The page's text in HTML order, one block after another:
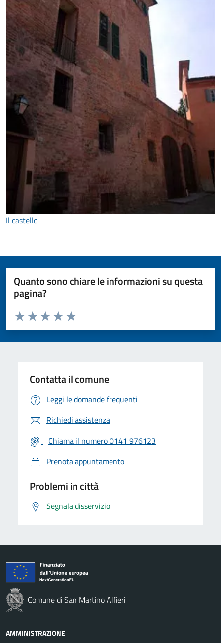
Il castello
Quanto sono chiare le informazioni su questa
pagina?
Valuta da 1 a 5 stelle la pagina
Valuta 5 stelle su 5
Valuta 4 stelle su 5
Valuta 3 stelle su 5
Valuta 2 stelle su 5
Valuta 1 stelle su 5
Contatta il comune
Leggi le domande frequenti
Richiedi assistenza
Chiama il numero 0141 976123
Prenota appuntamento
Problemi in città
Segnala disservizio
Comune di San Martino Alfieri
AMMINISTRAZIONE